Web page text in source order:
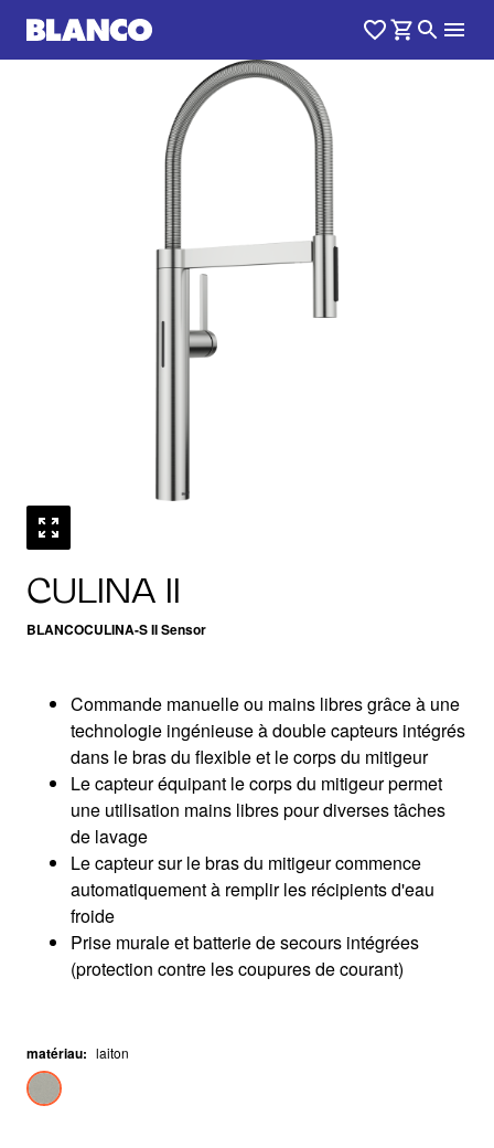
CULINA II
BLANCOCULINA-S II Sensor
Commande manuelle ou mains libres grâce à une
technologie ingénieuse à double capteurs intégrés
dans le bras du flexible et le corps du mitigeur
Le capteur équipant le corps du mitigeur permet
une utilisation mains libres pour diverses tâches
de lavage
Le capteur sur le bras du mitigeur commence
automatiquement à remplir les récipients d'eau
froide
Prise murale et batterie de secours intégrées
(protection contre les coupures de courant)
matériau: laiton